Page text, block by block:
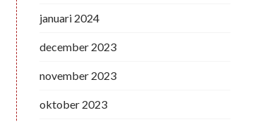
januari 2024
december 2023
november 2023
oktober 2023